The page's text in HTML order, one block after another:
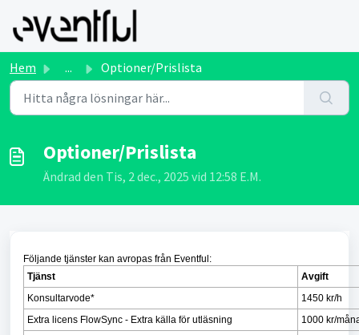
Hoppa över till huvudinnehåll
Hem ... Optioner/Prislista
Optioner/Prislista
Ändrad den Tis, 2 dec., 2025 vid 12:58 E.M.
Följande tjänster kan avropas från Eventful:
Tjänst
Avgift
Konsultarvode*
1450 kr/h
Extra licens FlowSync - Extra källa för utläsning
1000 kr/